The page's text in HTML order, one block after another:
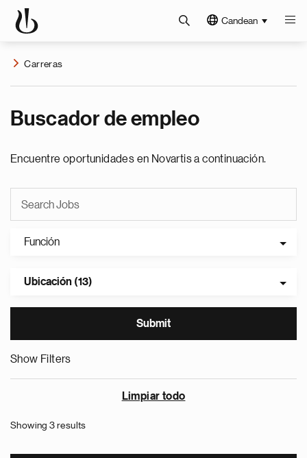
Candean
Carreras
Buscador de empleo
Encuentre oportunidades en Novartis a continuación.
Función
Ubicación (13)
Show Filters
Limpiar todo
Showing 3 results